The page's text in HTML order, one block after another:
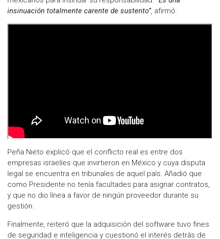
insinuación totalmente carente de sustento”, afirmó.
Peña Nieto explicó que el conflicto real es entre dos
empresas israelíes que invirtieron en México y cuya disputa
legal se encuentra en tribunales de aquel país. Añadió que
como Presidente no tenía facultades para asignar contratos,
y que no dio línea a favor de ningún proveedor durante su
gestión.
Finalmente, reiteró que la adquisición del software tuvo fines
de seguridad e inteligencia y cuestionó el interés detrás de